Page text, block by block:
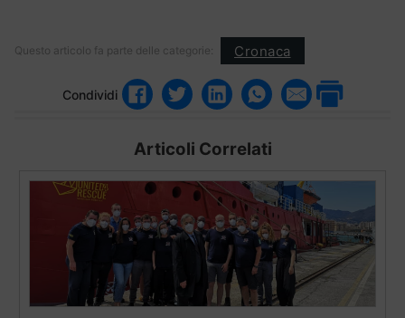
Questo articolo fa parte delle categorie: Cronaca
Condividi
Articoli Correlati